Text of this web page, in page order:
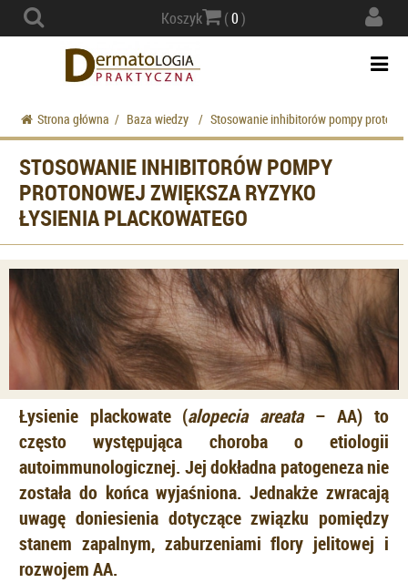
Koszyk (0)
Strona główna / Baza wiedzy / Stosowanie inhibitorów pompy
STOSOWANIE INHIBITORÓW POMPY
PROTONOWEJ ZWIĘKSZA RYZYKO
ŁYSIENIA PLACKOWATEGO
Łysienie plackowate (alopecia areata– AA) to
często występująca choroba o etiologii
autoimmunologicznej. Jej dokładna patogeneza nie
została do końca wyjaśniona. Jednakże zwracają
uwagę doniesienia dotyczące związku pomiędzy
stanem zapalnym, zaburzeniami flory jelitowej i
rozwojem AA.